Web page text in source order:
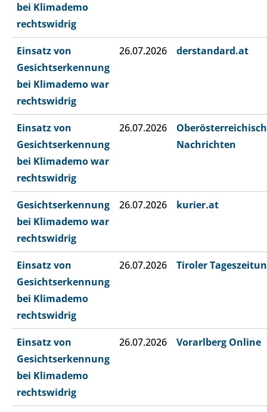
bei Klimademo
rechtswidrig
Einsatz von
Gesichtserkennung
bei Klimademo war
rechtswidrig
26.07.2026 derstandard.at
Einsatz von
Gesichtserkennung
bei Klimademo war
rechtswidrig
26.07.2026
Nachrichten
Gesichtserkennung
bei Klimademo war
rechtswidrig
26.07.2026 kurier.at
Einsatz von
Gesichtserkennung
bei Klimademo
rechtswidrig
26.07.2026 Tiroler
Einsatz von
Gesichtserkennung
bei Klimademo
rechtswidrig
26.07.2026 Vorarlberg Online